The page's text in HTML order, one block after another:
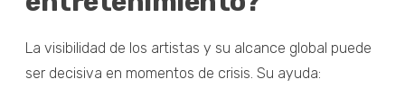
La visibilidad de los artistas y su alcance global puede
ser decisiva en momentos de crisis. Su ayuda: